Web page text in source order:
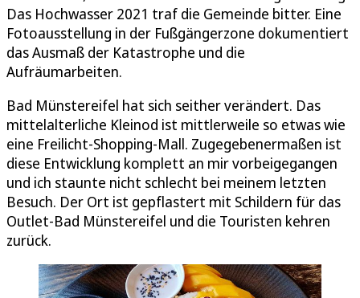
Das Hochwasser 2021 traf die Gemeinde bitter. Eine
Fotoausstellung in der Fußgängerzone dokumentiert
das Ausmaß der Katastrophe und die
Aufräumarbeiten.
Bad Münstereifel hat sich seither verändert. Das
mittelalterliche Kleinod ist mittlerweile so etwas wie
eine Freilicht-Shopping-Mall. Zugegebenermaßen ist
diese Entwicklung komplett an mir vorbeigegangen
und ich staunte nicht schlecht bei meinem letzten
Besuch. Der Ort ist gepflastert mit Schildern für das
Outlet-Bad Münstereifel und die Touristen kehren
zurück.